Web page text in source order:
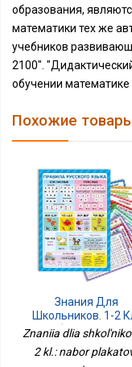
образования,
математики тех же
учебников
2100".
обучении математике
Похожие
Знания Для
Школьников. 1-2
Набор Плакатов
Znaniia dlia
2 kl.: nabor